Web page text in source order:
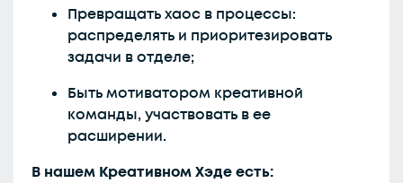
Превращать хаос в процессы:
распределять и приоритезировать
задачи в отделе;
Быть мотиватором креативной
команды, участвовать в ее
расширении.
В нашем Креативном Хэде есть: